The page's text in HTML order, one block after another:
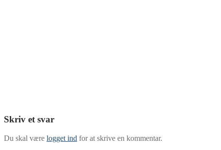
Skriv et svar
Du skal være logget ind for at skrive en kommentar.